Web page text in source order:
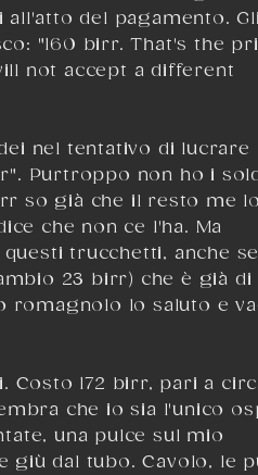
del pagamento. Gli
"160 birr. That's the
not accept a different
nel tentativo di lucrare
Purtroppo non ho i
so già che il resto me lo
che non ce l'ha. Ma
trucchetti, anche se
23 birr) che è già di
romagnolo lo saluto e
Costo 172 birr, pari a
che io sia l'unico
una pulce sul mio
giù dal tubo. Cavolo, le